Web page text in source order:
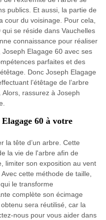
publics. Et aussi, la partie de
cour du voisinage. Pour cela,
se réside dans Vauchelles
connaissance pour réaliser
Joseph Elagage 60 avec ses
parfaites et des
Donc Joseph Elagage
l’étêtage de l’arbre
rassurez à Joseph
60 à votre
la tête d’un arbre. Cette
la vie de l'arbre afin de
limiter son exposition au vent
cette méthode de taille,
le transforme
complète son écimage
sera réutilisé, car la
nous pour vous aider dans